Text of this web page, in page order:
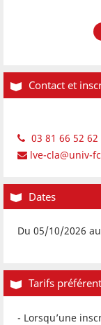
Contact et
03 81 66 52 62
lve-cla@univ-
Dates
Du 05/10/2026
Tarifs
- Lorsqu’une